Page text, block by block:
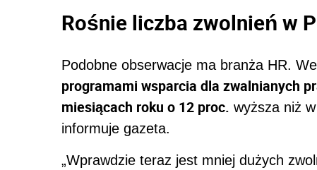
Rośnie liczba zwolnień w
Podobne obserwacje ma branża HR.
programami wsparcia dla zwalnianych
miesiącach roku o 12 proc. wyższa niż
informuje gazeta.
„Wprawdzie teraz jest mniej dużych